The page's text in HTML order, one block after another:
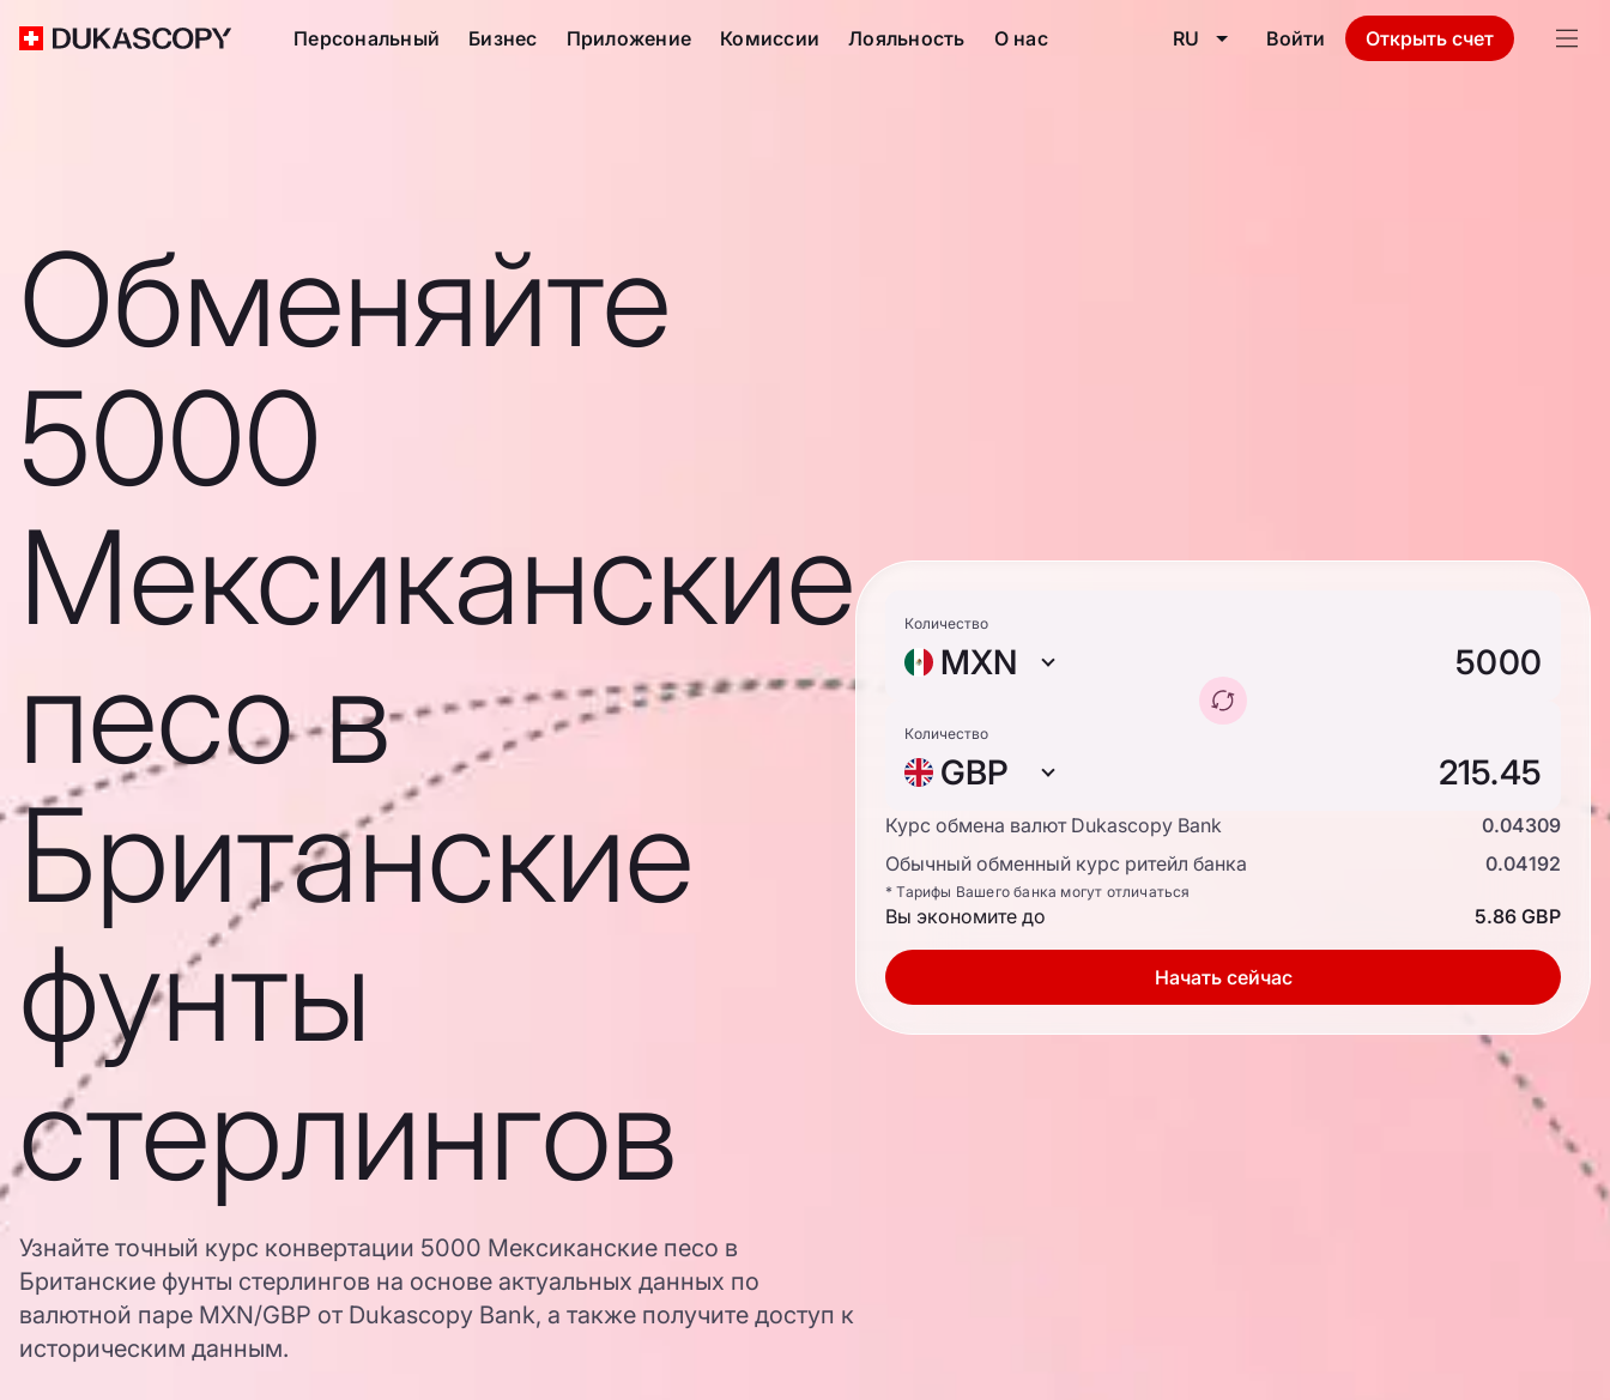
Персональный Бизнес Приложение Комиссии Лояльность О нас RU Войти Открыть счет
Обменяйте
5000
Мексиканские
песо в
Британские
фунты
стерлингов
Узнайте точный курс конвертации 5000 Мексиканские песо в
Британские фунты стерлингов на основе актуальных данных по
валютной паре MXN/GBP от Dukascopy Bank, а также получите доступ к
историческим данным.
Количество
MXN
Количество
GBP
Курс обмена валют Dukascopy Bank
0.04309
Обычный обменный курс ритейл банка
0.04192
* Тарифы Вашего банка могут отличаться
Вы экономите до 5.86 GBP
Начать сейчас